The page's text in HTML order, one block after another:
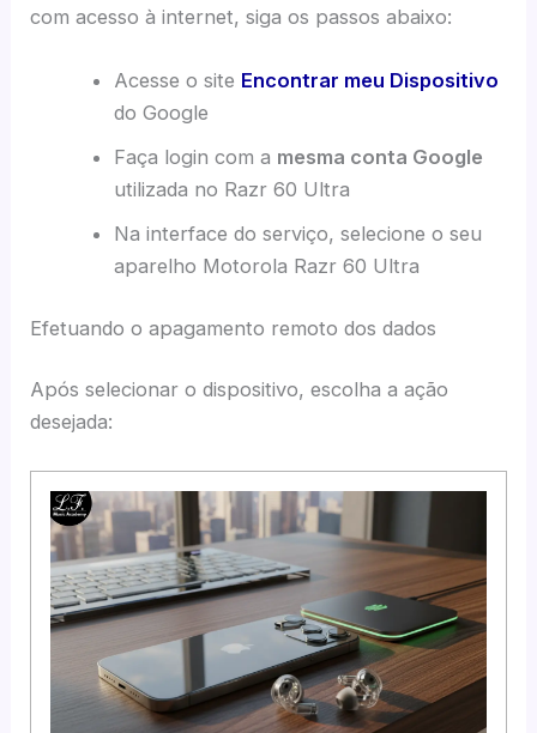
com acesso à internet, siga os passos abaixo:
Acesse o site Encontrar meu Dispositivo
do Google
Faça login com a mesma conta Google
utilizada no Razr 60 Ultra
Na interface do serviço, selecione o seu
aparelho Motorola Razr 60 Ultra
Efetuando o apagamento remoto dos dados
Após selecionar o dispositivo, escolha a ação
desejada: